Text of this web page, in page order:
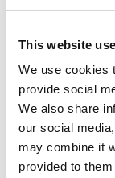
This website
We use cookies
provide social
We also share
our social
may combine it
provided to
Escabeau
€280,00
€338,80
Livraison
Etten-Leur ou